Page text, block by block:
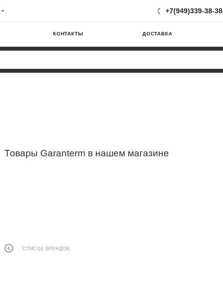
+7(949)339-38-38
КОНТАКТЫ ДОСТАВКА
Товары Garanterm в нашем магазине
СПИСОК БРЕНДОВ